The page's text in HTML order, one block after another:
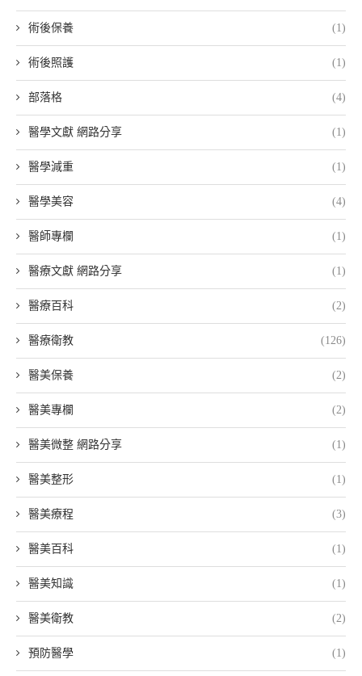
術後保養 (1)
術後照護 (1)
部落格 (4)
醫學文獻 網路分享 (1)
醫學減重 (1)
醫學美容 (4)
醫師專欄 (1)
醫療文獻 網路分享 (1)
醫療百科 (2)
醫療衛教 (126)
醫美保養 (2)
醫美專欄 (2)
醫美微整 網路分享 (1)
醫美整形 (1)
醫美療程 (3)
醫美百科 (1)
醫美知識 (1)
醫美衛教 (2)
預防醫學 (1)